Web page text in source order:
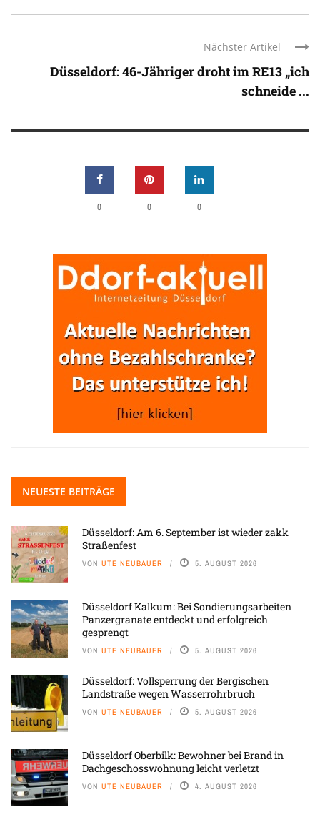
Nächster Artikel
Düsseldorf: 46-Jähriger droht im RE13 „ich
schneide ...
0 0 0
NEUESTE BEITRÄGE
Düsseldorf: Am 6. September ist wieder zakk
Straßenfest
VON UTE NEUBAUER 5. AUGUST 2026
Düsseldorf Kalkum: Bei Sondierungsarbeiten
Panzergranate entdeckt und erfolgreich
gesprengt
VON UTE NEUBAUER 5. AUGUST 2026
Düsseldorf: Vollsperrung der Bergischen
Landstraße wegen Wasserrohrbruch
VON UTE NEUBAUER 5. AUGUST 2026
Düsseldorf Oberbilk: Bewohner bei Brand in
Dachgeschosswohnung leicht verletzt
VON UTE NEUBAUER 4. AUGUST 2026